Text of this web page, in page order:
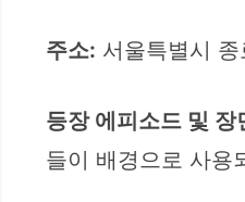
주소: 서울특별시
등장 에피소드 및 장
들이 배경으로 사용